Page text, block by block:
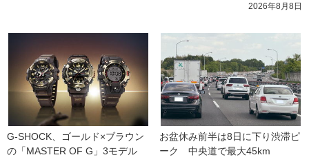
2026年8月8日
G-SHOCK、ゴールド×ブラウン
の「MASTER OF G」3モデル
お盆休み前半は8日に下り渋滞ピ
ーク　中央道で最大45km